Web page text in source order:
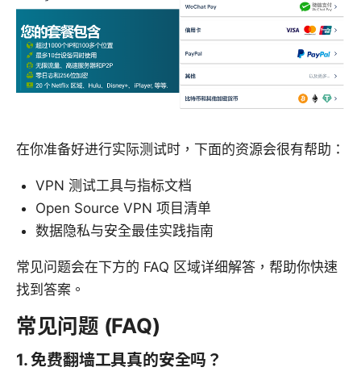
在你准备好进行实际测试时，下面的资源会很有帮助：
VPN 测试工具与指标文档
Open Source VPN 项目清单
数据隐私与安全最佳实践指南
常见问题会在下方的 FAQ 区域详细解答，帮助你快速
找到答案。
常见问题 (FAQ)
1. 免费翻墙工具真的安全吗？